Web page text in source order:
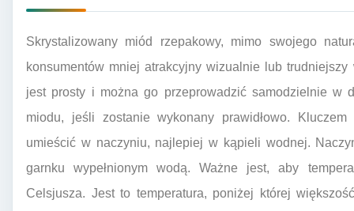
Skrystalizowany miód rzepakowy, mimo swojego
konsumentów mniej atrakcyjny wizualnie lub
jest prosty i można go przeprowadzić samodzielnie w
miodu, jeśli zostanie wykonany prawidłowo.
umieścić w naczyniu, najlepiej w kąpieli wodnej.
garnku wypełnionym wodą. Ważne jest, aby
Celsjusza. Jest to temperatura, poniżej której